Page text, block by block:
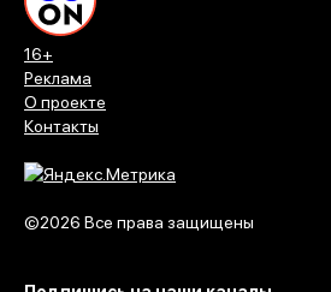
16+
Реклама
О проекте
Контакты
©2026 Все права защищены